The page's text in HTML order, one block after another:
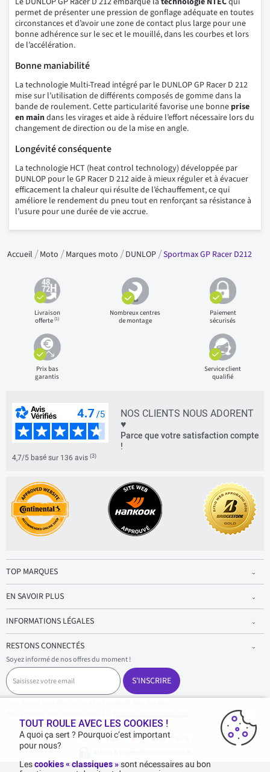
permet de présenter une pression de gonflage adéquate en toutes
circonstances et d’avoir une zone de contact plus large pour une
bonne adhérence sur le sec et le mouillé, dans les courbes et lors
de l’accélération.
Bonne maniabilité
La technologie Multi-Tread intégré par le DUNLOP GP Racer D 212
mise sur l’utilisation de différents composés de gomme dans la
bande de roulement. Cette particularité favorise une bonne prise
en maindans les virages et aide à réduire l’effort nécessaire lors du
changement de direction ou de la mise en angle.
Longévité conséquente
La technologie HCT (heat control technology) développée par
DUNLOP pour le GP Racer D 212 aide à mieux réguler et à évacuer
efficacement la chaleur qui résulte de l’échauffement, ce qui
améliore le rendement du pneu tout en renforçant sa résistance à
l’usure pour une durée de vie accrue.
Accueil Moto Marques moto DUNLOP Sportmax GP Racer D212
Livraison
offerte(1)
Nombreux centres
de montage
Paiement
sécurisés
Prix bas
garantis
Service client
qualifié
NOS CLIENTS NOUS ADORENT
♥
Parce que votre satisfaction compte
!
4,7/5 basé sur 136 avis (3)
TOP MARQUES
EN SAVOIR PLUS
INFORMATIONS LÉGALES
RESTONS CONNECTÉS
Soyez informé de nos offres du moment !
S
a
i
s
S'INSCRIRE
TOUT ROULE AVEC LES COOKIES !
A quoi ça sert ? Pourquoi c’est important
pour nous?
Lescookies « classiques »sont nécessaires au bon